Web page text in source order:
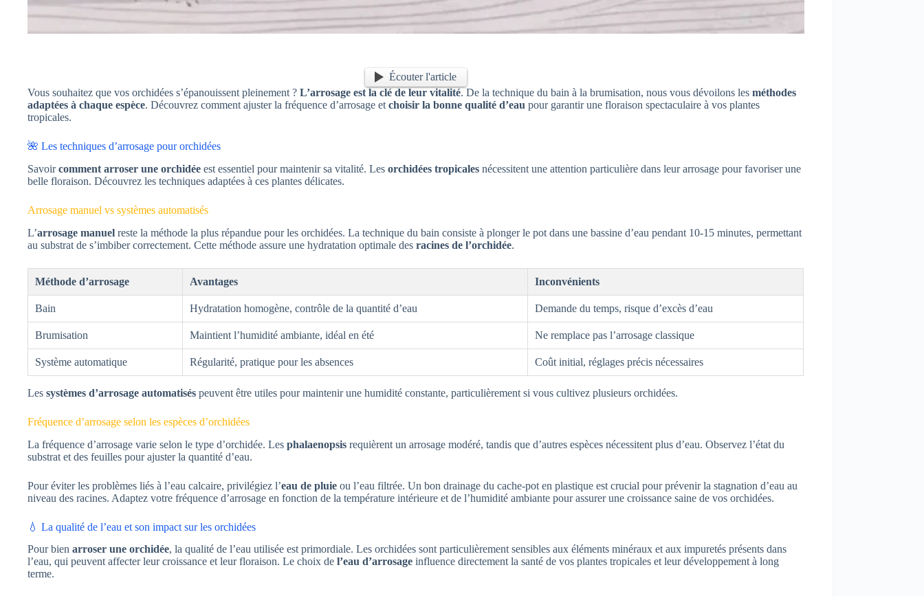
Écouter l'article
Vous souhaitez que vos orchidées s’épanouissent pleinement ? L’arrosage est la clé de leur vitalité. De la technique du bain à la brumisation, nous vous dévoilons les méthodes
adaptées à chaque espèce. Découvrez comment ajuster la fréquence d’arrosage et choisir la bonne qualité d’eau pour garantir une floraison spectaculaire à vos plantes
tropicales.
🌺 Les techniques d’arrosage pour orchidées
Savoircomment arroser une orchidée est essentiel pour maintenir sa vitalité. Les orchidées tropicales nécessitent une attention particulière dans leur arrosage pour favoriser une
belle floraison. Découvrez les techniques adaptées à ces plantes délicates.
Arrosage manuel vs systèmes automatisés
L’arrosage manuel reste la méthode la plus répandue pour les orchidées. La technique du bain consiste à plonger le pot dans une bassine d’eau pendant 10-15 minutes, permettant
au substrat de s’imbiber correctement. Cette méthode assure une hydratation optimale des racines de l’orchidée.
Méthode d’arrosage Avantages Inconvénients
Bain Hydratation homogène, contrôle de la quantité d’eau Demande du temps, risque d’excès d’eau
Brumisation Maintient l’humidité ambiante, idéal en été Ne remplace pas l’arrosage classique
Système automatique Régularité, pratique pour les absences Coût initial, réglages précis nécessaires
Les systèmes d’arrosage automatisés peuvent être utiles pour maintenir une humidité constante, particulièrement si vous cultivez plusieurs orchidées.
Fréquence d’arrosage selon les espèces d’orchidées
La fréquence d’arrosage varie selon le type d’orchidée. Les phalaenopsis requièrent un arrosage modéré, tandis que d’autres espèces nécessitent plus d’eau. Observez l’état du
substrat et des feuilles pour ajuster la quantité d’eau.
Pour éviter les problèmes liés à l’eau calcaire, privilégiez l’eau de pluie ou l’eau filtrée. Un bon drainage du cache-pot en plastique est crucial pour prévenir la stagnation d’eau au
niveau des racines. Adaptez votre fréquence d’arrosage en fonction de la température intérieure et de l’humidité ambiante pour assurer une croissance saine de vos orchidées.
💧 La qualité de l’eau et son impact sur les orchidées
Pour bien arroser une orchidée, la qualité de l’eau utilisée est primordiale. Les orchidées sont particulièrement sensibles aux éléments minéraux et aux impuretés présents dans
l’eau, qui peuvent affecter leur croissance et leur floraison. Le choix de l’eau d’arrosage influence directement la santé de vos plantes tropicales et leur développement à long
terme.